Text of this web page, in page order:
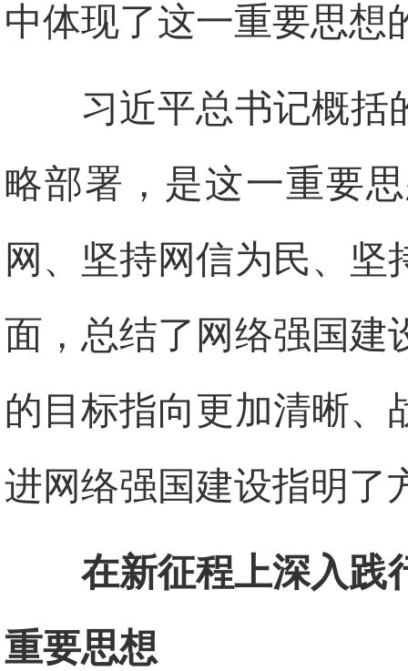
中体现了这一重要思想
习近平总书记概括
略部署，是这一重要
网、坚持网信为民、坚
面，总结了网络强国建
的目标指向更加清晰、
进网络强国建设指明了
在新征程上深入践
重要思想